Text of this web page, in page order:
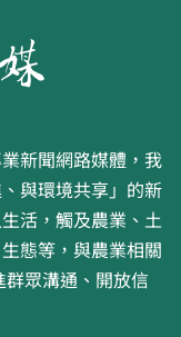
新聞網路媒體，我
與環境共享」的新
活，觸及農業、土
態等，與農業相關
眾溝通、開放信